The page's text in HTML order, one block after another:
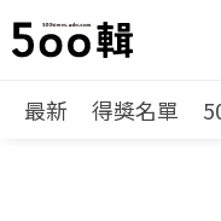
最新 得獎名單